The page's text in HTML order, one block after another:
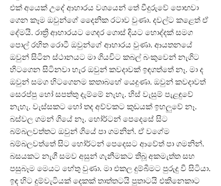
එක් අයෙක් උදේ ආහාරය වශයෙන් තේ වීදුරුවේ පොඟවා
ගෙන කෑම ඔවුන්ගේ දෛනික රටාව වුණා. දවල්ට කළෙත් ඒ
දේමයි. රාත්‍රි ආහාරයට ගෙදර ගොස් දියට හොද්දක් සමග
පොල් රහිත රොටී ඔවුන්ගේ ආහාරය වුණා. ආයතනයේ
ඔවුන් සිටින ස්ථානයට මා ගියවිට කබල් බංකුවෙන් නැගිට
හිටගෙන සිටිනවා හැර ඔවුන් කවදාවක් ඉඳගත්තේ නෑ. මා ද
ඔවුන් සමග හිටගෙනම කතාබහේ යෙදුණා. ඔවුන් කවදාවත්
සෙරප්පු හෝ සපත්තු දැම්මේ නැහැ. හිස් වැසුම් පැළඳුවේ
නැහැ. වැස්සකට හෝ තද අව්වකට කුඩයක් ඉහලුවේ නෑ.
බස්වල ගමන් ගියේ නෑ. හෝර්ටන් පෙදෙසේ සිට
බම්බලවත්තට ඔවුන් ගියේ පා ගමනින්. ඒ වගේම
බම්බලවත්තේ සිට හෝර්ටන් පෙදෙසට ආවේත් පා ගමනින්.
බසයකට නැගී සමව අසුන් ගැනීමකට තිබූ අකමැත්ත සහ
පසුබෑම මෙයට හේතු වුණා. මා එකල දුම්බීමට පුරුදු වී සිටියා.
ඉඳ හිට දුම්වැටියක් දෙකක් තාත්තටයි පුතාටයි එකිනෙකාට